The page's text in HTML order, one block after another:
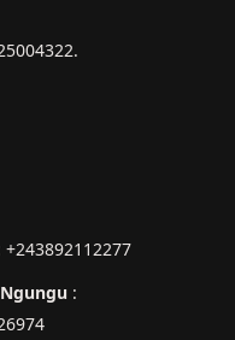
+243892112277
: